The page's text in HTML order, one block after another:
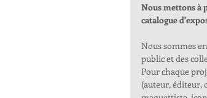
Nous mettons à
catalogue
Nous sommes
public et des
Pour chaque
(auteur, éditeur,